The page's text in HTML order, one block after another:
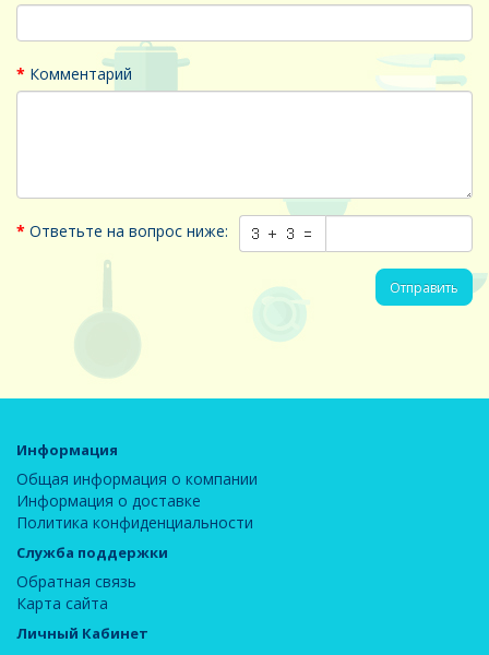
Комментарий
Ответьте на вопрос ниже:
Отправить
Информация
Общая информация о компании
Информация о доставке
Политика конфиденциальности
Служба поддержки
Обратная связь
Карта сайта
Личный Кабинет